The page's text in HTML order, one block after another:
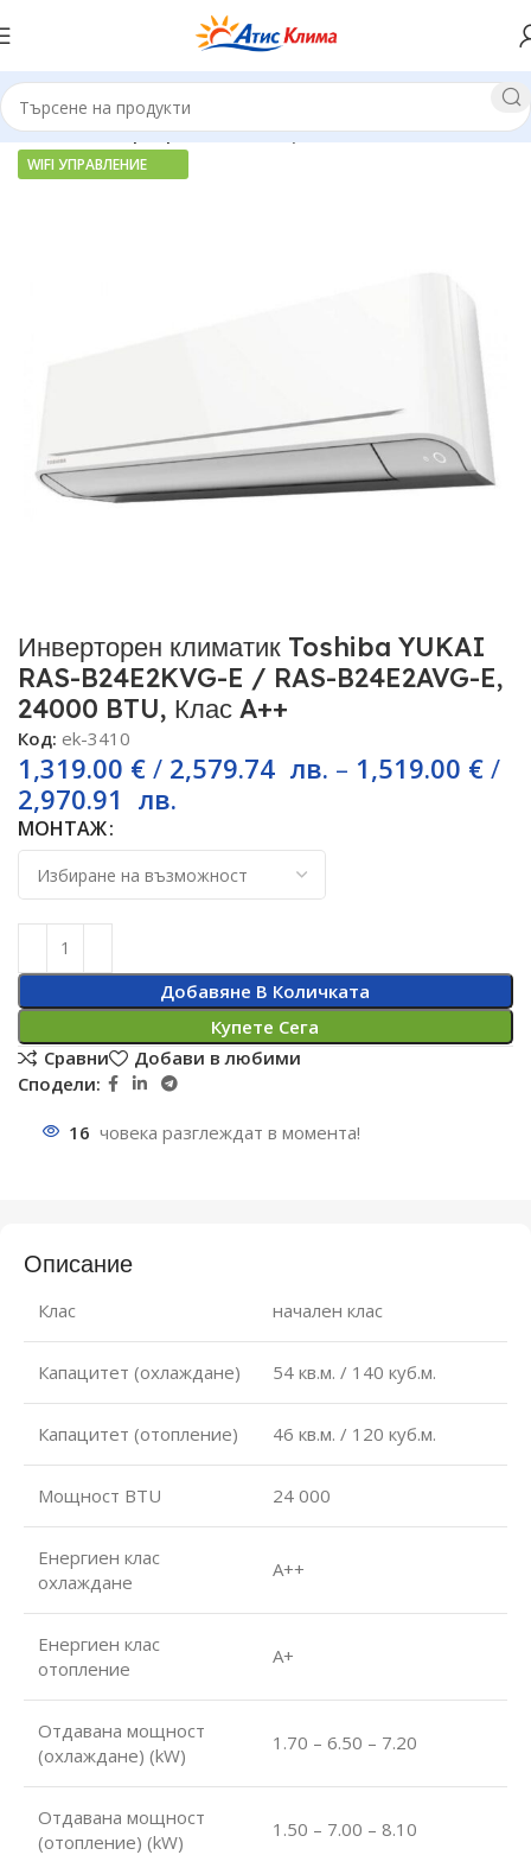
Начало Инверторни климатици
WIFI УПРАВЛЕНИЕ
Инверторен климатик Toshiba YUKAI
RAS-B24E2KVG-E / RAS-B24E2AVG-E,
24000 BTU, Клас A++
Код: ek-3410
1,319.00 € / 2,579.74 лв. – 1,519.00 € /
2,970.91 лв.
МОНТАЖ
Добавяне В Количката
Купете Сега
Сравни
Добави в любими
Сподели:
16 човека разглеждат в момента!
Описание
Клас начален клас
Капацитет (охлаждане) 54 кв.м. / 140 куб.м.
Капацитет (отопление) 46 кв.м. / 120 куб.м.
Мощност BTU 24 000
Енергиен клас
охлаждане
А++
Енергиен клас
отопление
А+
Отдавана мощност
(охлаждане) (kW)
1.70 – 6.50 – 7.20
Отдавана мощност
(отопление) (kW)
1.50 – 7.00 – 8.10